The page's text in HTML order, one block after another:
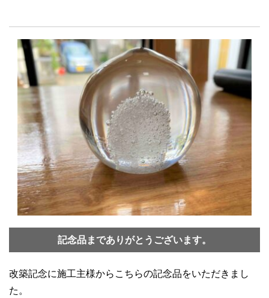
記念品までありがとうございます。
改築記念に施工主様からこちらの記念品をいただきまし
た。